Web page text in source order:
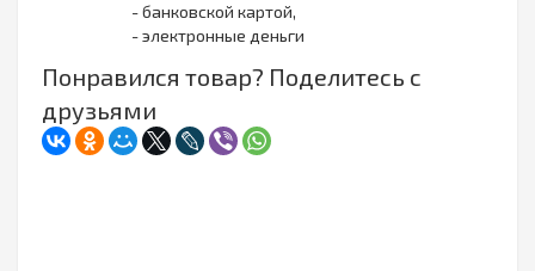
- банковской картой,
- электронные деньги
Понравился товар? Поделитесь с
друзьями